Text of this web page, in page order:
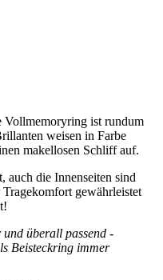
Vollmemoryring ist rundum
weisen in Farbe
makellosen Schliff auf.
auch die Innenseiten sind
gewährleistet
überall passend -
Beisteckring immer